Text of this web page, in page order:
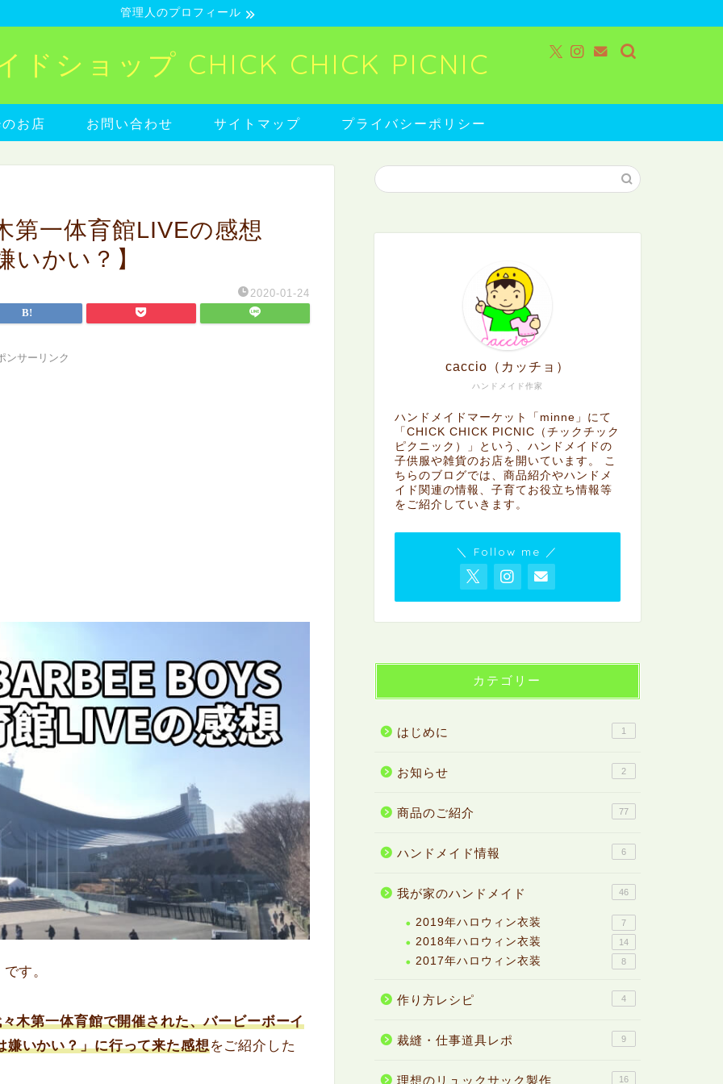
管理人のプロフィール
ドショップ CHICK CHICK PICNIC
お店 お問い合わせ サイトマップ プライバシーポリシー
第一体育館LIVEの感想
いかい？】
2020-01-24
ンサーリンク
す。
木第一体育館で開催された、バービーボーイ
嫌いかい？」に行って来た感想をご紹介した
ハンドメイド作家
caccio（カッチョ）
ハンドメイドマーケット「minne」にて
「CHICK CHICK PICNIC（チックチック
ピクニック）」という、ハンドメイドの
子供服や雑貨のお店を開いています。 こ
ちらのブログでは、商品紹介やハンドメ
イド関連の情報、子育てお役立ち情報等
をご紹介していきます。
＼ Follow me ／
カテゴリー
はじめに 1
お知らせ 2
商品のご紹介 77
ハンドメイド情報 6
我が家のハンドメイド 46
2019年ハロウィン衣装 7
2018年ハロウィン衣装 14
2017年ハロウィン衣装 8
作り方レシピ 4
裁縫・仕事道具レポ 9
理想のリュックサック製作 16